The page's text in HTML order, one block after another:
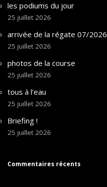
les podiums du jour
25 juillet 2026
arrivée de la régate 07/2026
25 juillet 2026
photos de la course
25 juillet 2026
tous à l’eau
25 juillet 2026
Briefing !
25 juillet 2026
Commentaires récents